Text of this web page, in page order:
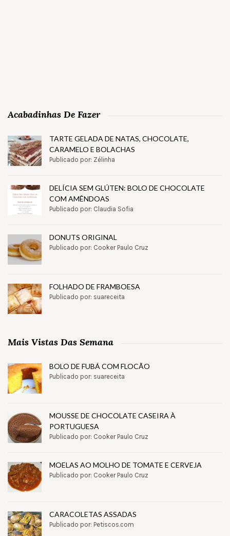
Acabadinhas De Fazer
TARTE GELADA DE NATAS, CHOCOLATE,
CARAMELO E BOLACHAS
Publicado por: Zélinha
DELÍCIA SEM GLÚTEN: BOLO DE CHOCOLATE
COM AMÊNDOAS
Publicado por: Claudia Sofia
DONUTS ORIGINAL
Publicado por: Cooker Paulo Cruz
FOLHADO DE FRAMBOESA
Publicado por: suareceita
Mais Vistas Das Semana
BOLO DE FUBÁ COM FLOCÃO
Publicado por: suareceita
MOUSSE DE CHOCOLATE CASEIRA À
PORTUGUESA
Publicado por: Cooker Paulo Cruz
MOELAS AO MOLHO DE TOMATE E CERVEJA
Publicado por: Cooker Paulo Cruz
CARACOLETAS ASSADAS
Publicado por: Petiscos.com